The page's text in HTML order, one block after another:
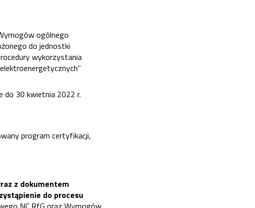
ogólnego
do jednostki
wykorzystania
do 30 kwietnia 2022 r.
program certyfikacji,
z dokumentem
do procesu